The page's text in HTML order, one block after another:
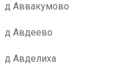
д Аввакумово
д Авдеево
д Авделиха